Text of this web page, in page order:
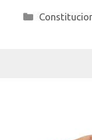
Categorías